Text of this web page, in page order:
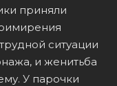
приняли
ситуации
и женитьба
У парочки